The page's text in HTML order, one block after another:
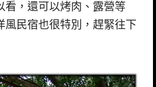
看，還可以烤肉、露營等
風民宿也很特別，趕緊往下